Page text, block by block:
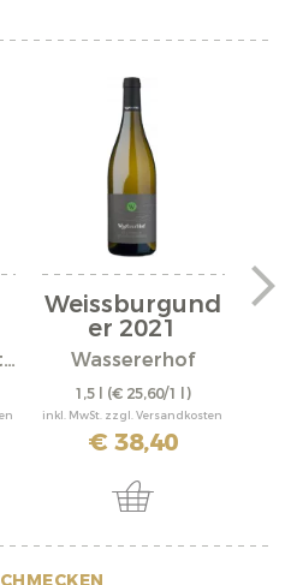
Cantine Sacchetto S.r.l.
Weissburgund
er 2021
Wassererhof
1,5 l (€ 25,60/1 l)
inkl. MwSt. zzgl. Versandkosten
€ 38,40